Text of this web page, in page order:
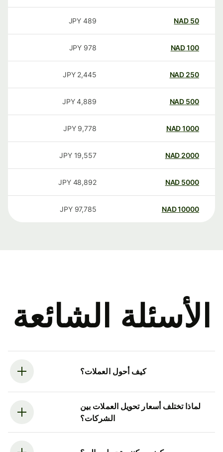
50
NAD
489
JPY
100
NAD
978
JPY
250
NAD
2,445
JPY
500
NAD
4,889
JPY
1000
NAD
9,778
JPY
2000
NAD
19,557
JPY
5000
NAD
48,892
JPY
10000
NAD
97,785
JPY
الأسئلة الشائعة
كيف أحول العملات؟
لماذا تختلف أسعار تحويل العملات بين
الشركات؟